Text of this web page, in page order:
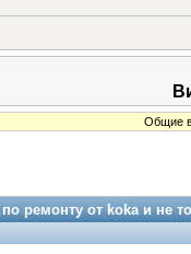
Общие
ремонту от koka и не